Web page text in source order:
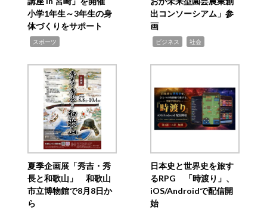
小学1年生～3年生の身
体づくりをサポート
スポーツ
出コンソーシアム」参
画
ビジネス 社会
夏季企画展「秀吉・秀
長と和歌山」 和歌山
市立博物館で8月8日か
ら
日本史と世界史を旅す
るRPG 「時渡り」、
iOS/Androidで配信開
始